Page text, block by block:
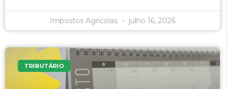
Impostos Agricolas julho 16, 2026
TRIBUTÁRIO